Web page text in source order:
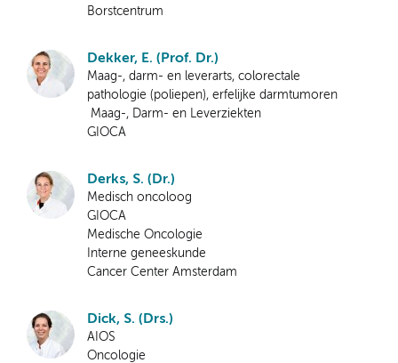
Borstcentrum
Dekker, E. (Prof. Dr.)
Maag-, darm- en leverarts, colorectale
pathologie (poliepen), erfelijke darmtumoren
Maag-, Darm- en Leverziekten
GIOCA
Derks, S. (Dr.)
Medisch oncoloog
GIOCA
Medische Oncologie
Interne geneeskunde
Cancer Center Amsterdam
Dick, S. (Drs.)
AIOS
Oncologie